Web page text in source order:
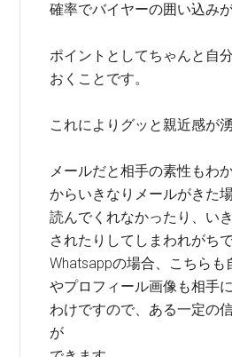
確率でバイヤーの囲い込み
ポイントとしてちゃんと自
おくことです。
これによりグッと親近感が湧
メールだと相手の素性もわ
からいきなりメールがきた場
読んでくれなかったり、い
されたりしてしまわれがちで
Whatsappの場合、こちらも
やプロフィール画像も相手
わけですので、ある一定の
が